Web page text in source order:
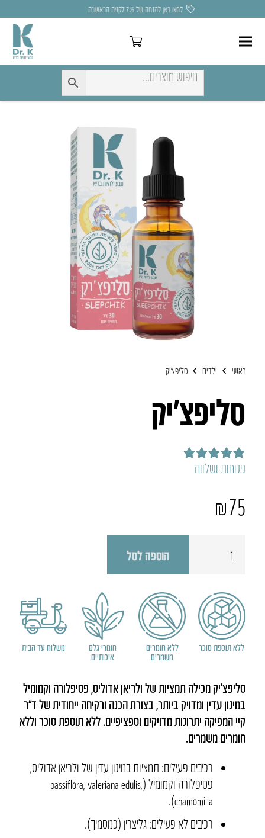
לחצו כאן להנחה של 7% לקניה הראשונה
ראשי ילדים סליפצ’יק
סליפצ’יק
דורג4.93מתוך 5נינוחות ושלווה
₪75
הוספה לסל
ללא תוספת סוכר
ללא חומרים
משמרים
חומרי גלם
איכותיים
משלוח עד הבית
סליפצ’יק מכילה תמציות של ולריאן אדוליס, פסיפלורה וקמומיל
במינון עדין ומדויק ביותר, בצורת הכנה ורקיחה ייחודית של ד”ר
קיי המפיקה יתרונות מדויקים וספציפיים. ללא תוספת סוכר וללא
חומרים משמרים.
רכיבים פעילים: תמציות במינון עדין של ולריאן אדוליס,
פסיפלורה וקמומיל (passiflora, valeriana edulis,
chamomilla).
רכיבים לא פעילים: גליצרין (כמסמיך).